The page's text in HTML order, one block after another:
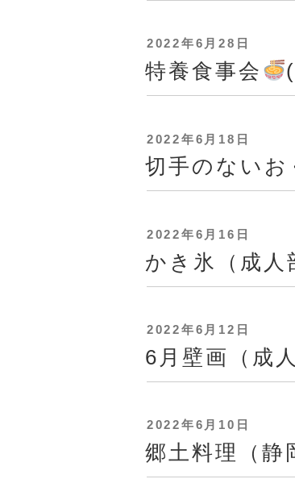
投
稿
日:
2022年6月28日
特養食事会
投
稿
日:
2022年6月18日
切手のない
投
日:
2022年6月16日
かき氷（成人
投
日:
2022年6月12日
6月壁画（成人
投
稿
日:
2022年6月10日
郷土料理（静